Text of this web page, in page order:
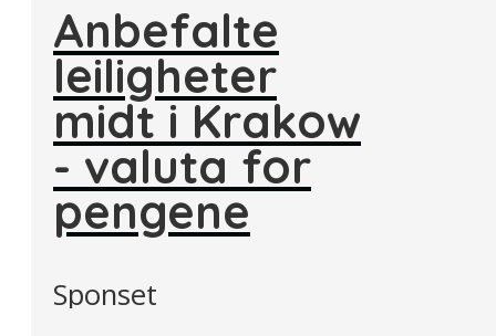
Anbefalte
leiligheter
midt i Krakow
- valuta for
pengene
Sponset